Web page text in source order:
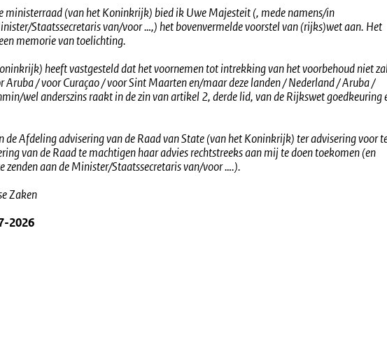
ministerraad (van het Koninkrijk) bied ik Uwe Majesteit (, mede namens/in
Staatssecretaris van/voor …,) het bovenvermelde voorstel van (rijks)wet aan. Het
memorie van toelichting.
heeft vastgesteld dat het voornemen tot intrekking van het voorbehoud niet
Aruba / voor Curaçao / voor Sint Maarten en/maar deze landen / Nederland / Aruba /
wel anderszins raakt in de zin van artikel 2, derde lid, van de Rijkswet goedkeuring
de Afdeling advisering van de Raad van State (van het Koninkrijk) ter advisering voor
van de Raad te machtigen haar advies rechtstreeks aan mij te doen toekomen (en
zenden aan de Minister/Staatssecretaris van/voor ….).
Zaken
2026